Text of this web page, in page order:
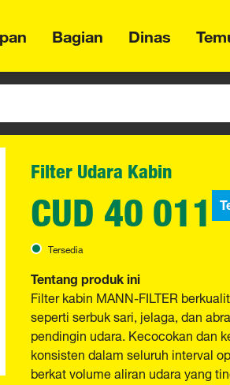
Bagian Dinas
Filter Udara Kabin
CUD 40 011
Tersedia
Tentang produk ini
Filter kabin MANN-FILTER
seperti serbuk sari, jelaga, dan
pendingin udara. Kecocokan dan
konsisten dalam seluruh interval
berkat volume aliran udara yang